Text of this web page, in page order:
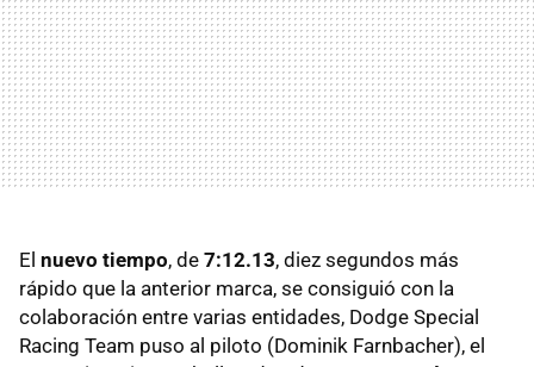
El nuevo tiempo, de 7:12.13, diez segundos más
rápido que la anterior marca, se consiguió con la
colaboración entre varias entidades, Dodge Special
Racing Team puso al piloto (Dominik Farnbacher), el